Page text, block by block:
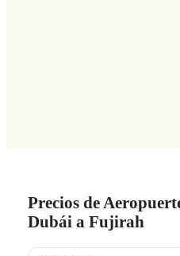
Precios de
Dubái a Fujirah